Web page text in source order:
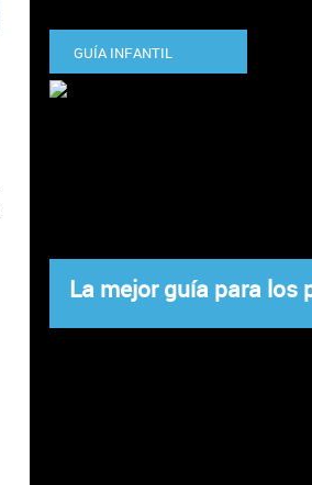
GUÍA INFANTIL
La mejor guía para los